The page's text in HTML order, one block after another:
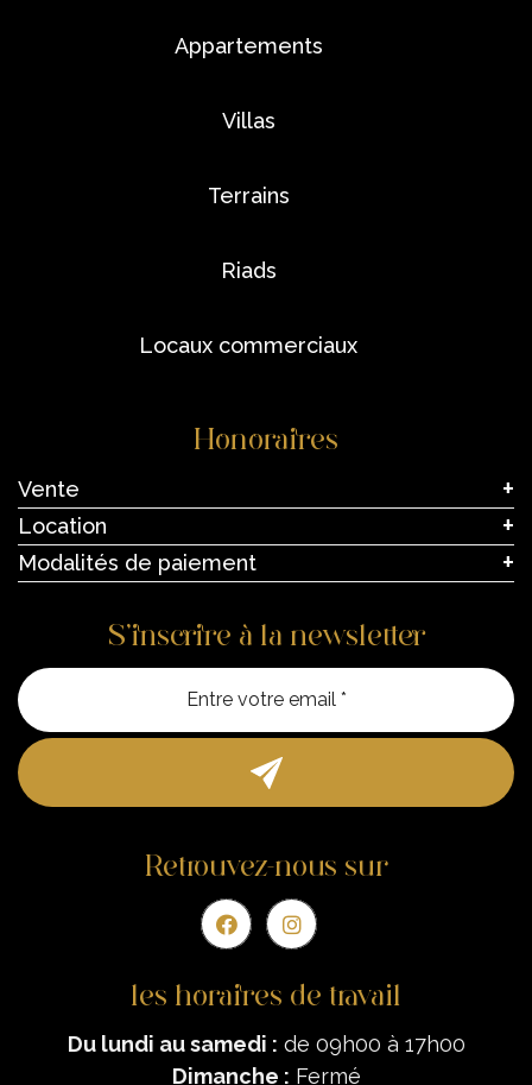
appartements
villas
terrains
riads
locaux commerciaux
Honoraires
Vente
Location
Modalités de paiement
S’inscrire à la newsletter
Entre
Retrouvez-nous sur
les horaires de travail
Du lundi au samedi : de 09h00 à 17h00
Dimanche : Fermé